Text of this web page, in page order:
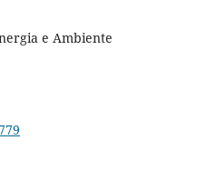
e Ambiente